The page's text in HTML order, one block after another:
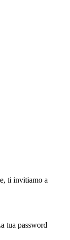
ti invitiamo a
tua password